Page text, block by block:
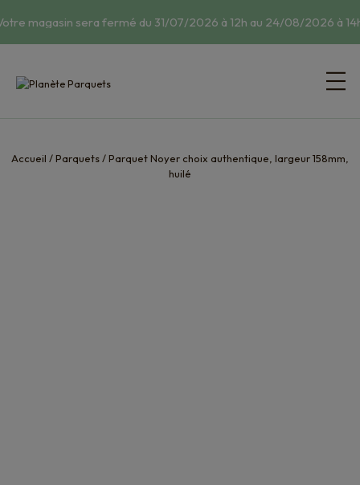
magasin sera fermé du 31/07/2026 à 12h au 24/08/2026 à 14h.
Accueil /Parquets/Parquet Noyer choix authentique, largeur 158mm,
huilé